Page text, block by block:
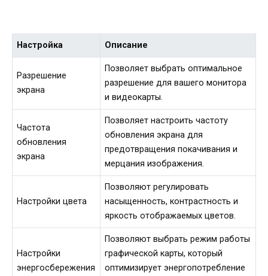
Настройка Описание
Разрешение
экрана
Позволяет выбрать оптимальное
разрешение для вашего монитора
и видеокарты.
Частота
обновления
экрана
Позволяет настроить частоту
обновления экрана для
предотвращения покачивания и
мерцания изображения.
Настройки цвета
Позволяют регулировать
насыщенность, контрастность и
яркость отображаемых цветов.
Настройки
энергосбережения
Позволяют выбрать режим работы
графической карты, который
оптимизирует энергопотребление